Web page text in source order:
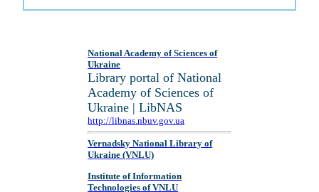
National Academy of Sciences of
Ukraine
Library portal of National
Academy of Sciences of
Ukraine | LibNAS
http://libnas.nbuv.gov.ua
Vernadsky National Library of
Ukraine (VNLU)
Institute of Information
Technologies of VNLU